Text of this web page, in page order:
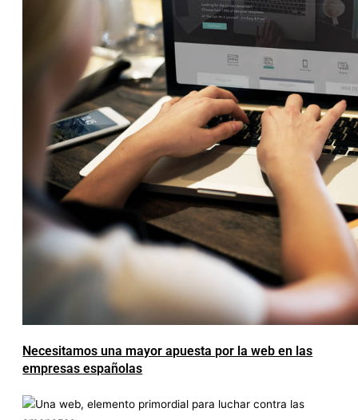
Necesitamos una mayor apuesta por la web en las
empresas españolas